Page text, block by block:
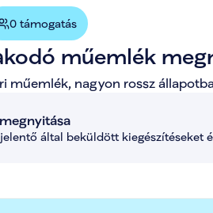
0 támogatás
műemlék
műemlék, nagyon rossz
által beküldött kiegészítéseket